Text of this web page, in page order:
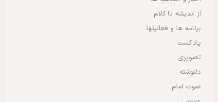
از اندیشه تا کلام
برنامه ها و فعالیتها
پادکست
تصویری
دلنوشته
صوت امام